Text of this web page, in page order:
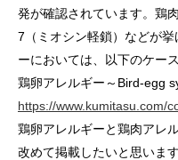
発が確認されています。鶏
7（ミオシン軽鎖）などが
ーにおいては、以下のケー
鶏卵アレルギー～Bird-egg
https://www.kumitasu.com/
鶏卵アレルギーと鶏肉アレ
改めて掲載したいと思います